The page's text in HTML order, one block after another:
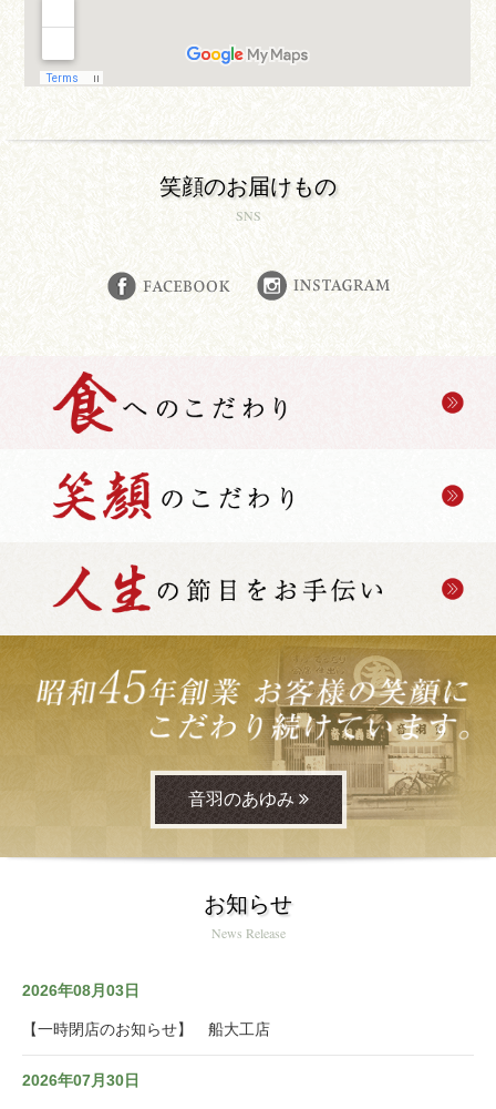
笑顔のお届けもの
SNS
音羽のあゆみ
お知らせ
News Release
2026年08月03日
【一時閉店のお知らせ】 船大工店
2026年07月30日